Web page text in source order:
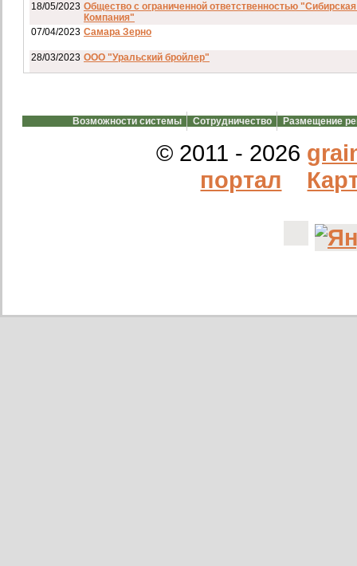
18/05/2023 Общество с ограниченной ответственностью
Компания"
07/04/2023 Самара Зерно
28/03/2023 ООО "Уральский бройлер"
20/02/2023 GREENKO
Возможности системы Сотрудничество Размещение
© 2011 - 2026
портал